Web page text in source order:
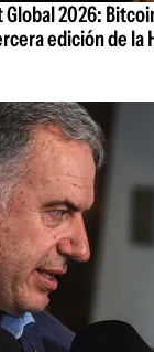
2026:
edición de la